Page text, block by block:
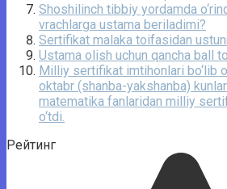
Shoshilinch tibbiy yordamda
vrachlarga ustama beriladimi?
Sertifikat malaka toifasidan
Ustama olish uchun qancha ball
Milliy sertifikat imtihonlari bo‘lib
oktabr (shanba-yakshanba)
matematika fanlaridan milliy
o‘tdi.
Рейтинг